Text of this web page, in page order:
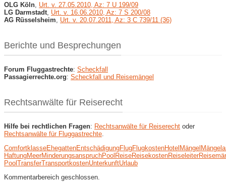
OLG Köln Urt. v. 27.05.2010, Az: 7 U 199/09
LG Darmstadt Urt. v. 16.06.2010, Az: 7 S 200/08
AG Rüsselsheim
Urt. v. 20.07.2011, Az: 3 C 739/11 (36)
Berichte und Besprechungen
Forum Fluggastrechte: Scheckfall
Passagierrechte.org: Scheckfall und Reisemängel
Rechtsanwälte für Reiserecht
Hilfe bei rechtlichen Fragen: Rechtsanwälte für Reiserecht oder
Rechtsanwälte für Fluggastrechte
ComfortklasseEhegattenEntschädigungFlugFlugkostenHotelMängel
HaftungMeerMinderungsanspruchPoolReiseReisekostenReiseleiter
PoolTransferTransportkostenUnterkunftUrlaub
Kommentarbereich geschlossen.